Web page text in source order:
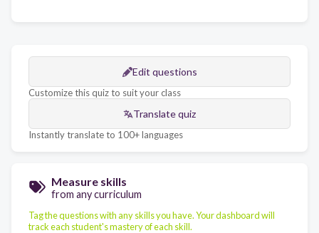
Edit questions
Customize this quiz to suit your class
Translate quiz
Instantly translate to 100+ languages
Measure skills
from any curriculum
Tag the questions with any skills you have. Your dashboard will
track each student's mastery of each skill.